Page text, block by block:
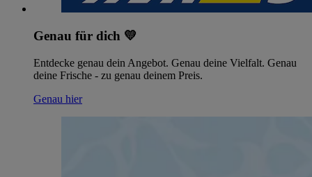
Genau für dich 💛
Entdecke genau dein Angebot. Genau deine Vielfalt. Genau
deine Frische - zu genau deinem Preis.
Genau hier